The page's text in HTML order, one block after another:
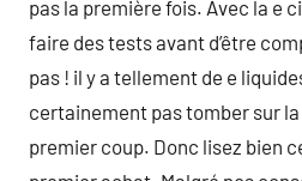
pas la première fois. Avec la e
faire des tests avant d’être
pas ! il y a tellement de e
certainement pas tomber sur
premier coup. Donc lisez bien